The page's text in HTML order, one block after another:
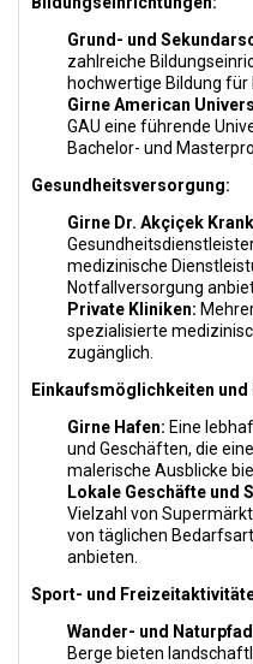
Grund- und
zahlreiche
hochwertige Bildung für
Girne American
GAU eine führende
Bachelor- und
Gesundheitsversorgung:
Girne Dr. Akçiçek
medizinische
Notfallversorgung
Private Kliniken:
spezialisierte
zugänglich.
Einkaufsmöglichkeiten und
Girne Hafen: Eine
und Geschäften, die
malerische Ausblicke
Lokale Geschäfte und
Vielzahl von
von täglichen
anbieten.
Sport- und
Wander- und
Berge bieten